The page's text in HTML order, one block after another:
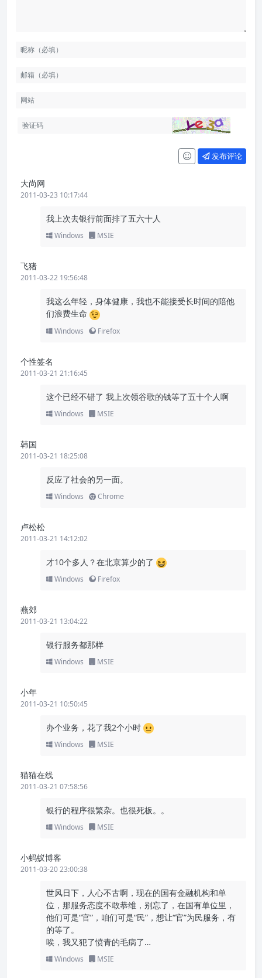
发布评论
大尚网
2011-03-23 10:17:44
我上次去银行前面排了五六十人
Windows MSIE
飞猪
2011-03-22 19:56:48
我这么年轻，身体健康，我也不能接受长时间的陪他
们浪费生命
Windows Firefox
个性签名
2011-03-21 21:16:45
这个已经不错了 我上次领谷歌的钱等了五十个人啊
Windows MSIE
韩国
2011-03-21 18:25:08
反应了社会的另一面。
Windows Chrome
卢松松
2011-03-21 14:12:02
才10个多人？在北京算少的了
Windows Firefox
燕郊
2011-03-21 13:04:22
银行服务都那样
Windows MSIE
小年
2011-03-21 10:50:45
办个业务，花了我2个小时
Windows MSIE
猫猫在线
2011-03-21 07:58:56
银行的程序很繁杂。也很死板。。
Windows MSIE
小蚂蚁博客
2011-03-20 23:00:38
世风日下，人心不古啊，现在的国有金融机构和单
位，那服务态度不敢恭维，别忘了，在国有单位里，
他们可是“官”，咱们可是“民”，想让“官”为民服务，有
的等了。
唉，我又犯了愤青的毛病了…
Windows MSIE